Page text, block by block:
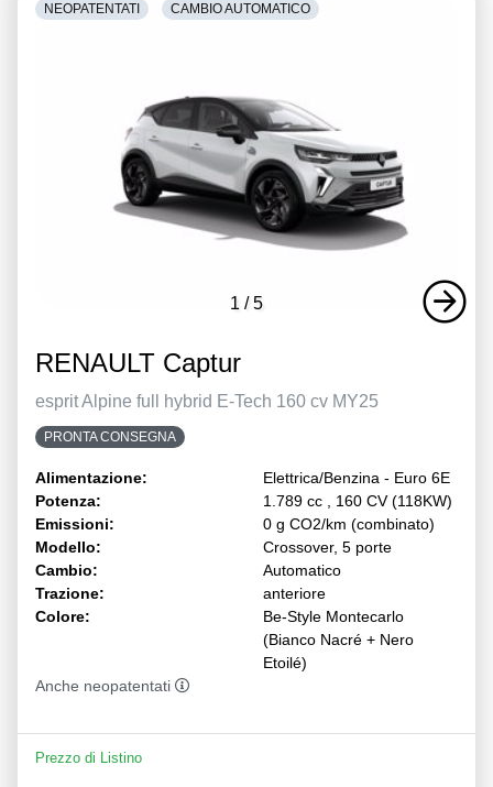
1 /5
NEOPATENTATI CAMBIO AUTOMATICO
RENAULT Captur
esprit Alpine full hybrid E-Tech 160 cv MY25
PRONTA CONSEGNA
Alimentazione:
Elettrica/Benzina - Euro 6E
Potenza:
1.789 cc , 160 CV (118KW)
Emissioni:
0 g CO2/km (combinato)
Modello:
Crossover, 5 porte
Cambio:
Automatico
Trazione:
anteriore
Colore:
Be-Style Montecarlo
(Bianco Nacré + Nero
Etoilé)
Anche neopatentati
Prezzo di Listino